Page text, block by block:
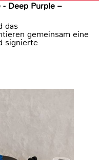
Deep Purple –
das
gemeinsam eine
signierte